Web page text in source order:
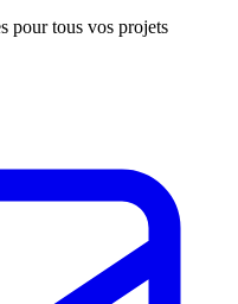
pour tous vos projets